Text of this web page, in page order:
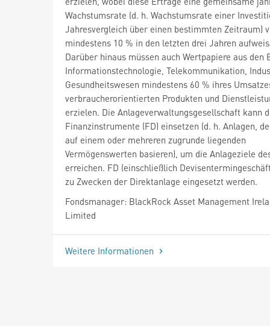
Wachstumsrate (d. h. Wachstumsrate einer
Jahresvergleich über einen bestimmten Zeitraum)
mindestens 10 % in den letzten drei Jahren
Darüber hinaus müssen auch Wertpapiere aus den
Informationstechnologie, Telekommunikation,
Gesundheitswesen mindestens 60 % ihres
verbraucherorientierten Produkten und
erzielen. Die Anlageverwaltungsgesellschaft kann
Finanzinstrumente (FD) einsetzen (d. h. Anlagen,
auf einem oder mehreren zugrunde liegenden
Vermögenswerten basieren), um die Anlageziele
erreichen. FD (einschließlich
zu Zwecken der Direktanlage eingesetzt werden.
Fondsmanager: BlackRock Asset Management
Limited
Weitere Informationen